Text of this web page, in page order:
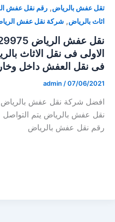
تقل عفش بالرياض,رقم نقل عفش
اثاث بالرياض,شركة نقل عفش
نقل عفش
الاولى فى نقل الاثاث
فى نقل العفش داخل
admin /07/06/2021
افضل شركة نقل عفش
نقل عفش بالرياض يتم التواصل
رقم نقل عفش بالرياض